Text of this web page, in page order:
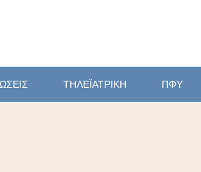
ΤΗΛΕΪΑΤΡΙΚΗ ΠΦΥ